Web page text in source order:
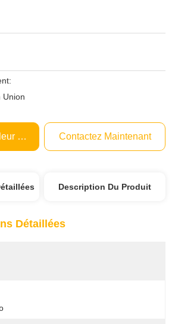
Union
Prix Contactez Maintenant
Description Du Produit
Détaillées